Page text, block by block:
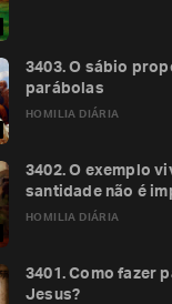
HOMILIA DIÁRIA
3403. O sábio
parábolas
HOMILIA DIÁRIA
3402. O exemplo
santidade não é
3401. Como fazer
Jesus?